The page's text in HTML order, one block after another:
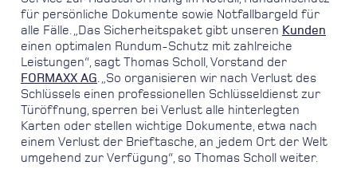
für persönliche Dokumente sowie Notfallbargeld für
alle Fälle. „Das Sicherheitspaket gibt unseren Kunden
einen optimalen Rundum-Schutz mit zahlreiche
Leistungen“, sagt Thomas Scholl, Vorstand der
FORMAXX AG . „So organisieren wir nach Verlust des
Schlüssels einen professionellen Schlüsseldienst zur
Türöffnung, sperren bei Verlust alle hinterlegten
Karten oder stellen wichtige Dokumente, etwa nach
einem Verlust der Brieftasche, an jedem Ort der Welt
umgehend zur Verfügung“, so Thomas Scholl weiter.